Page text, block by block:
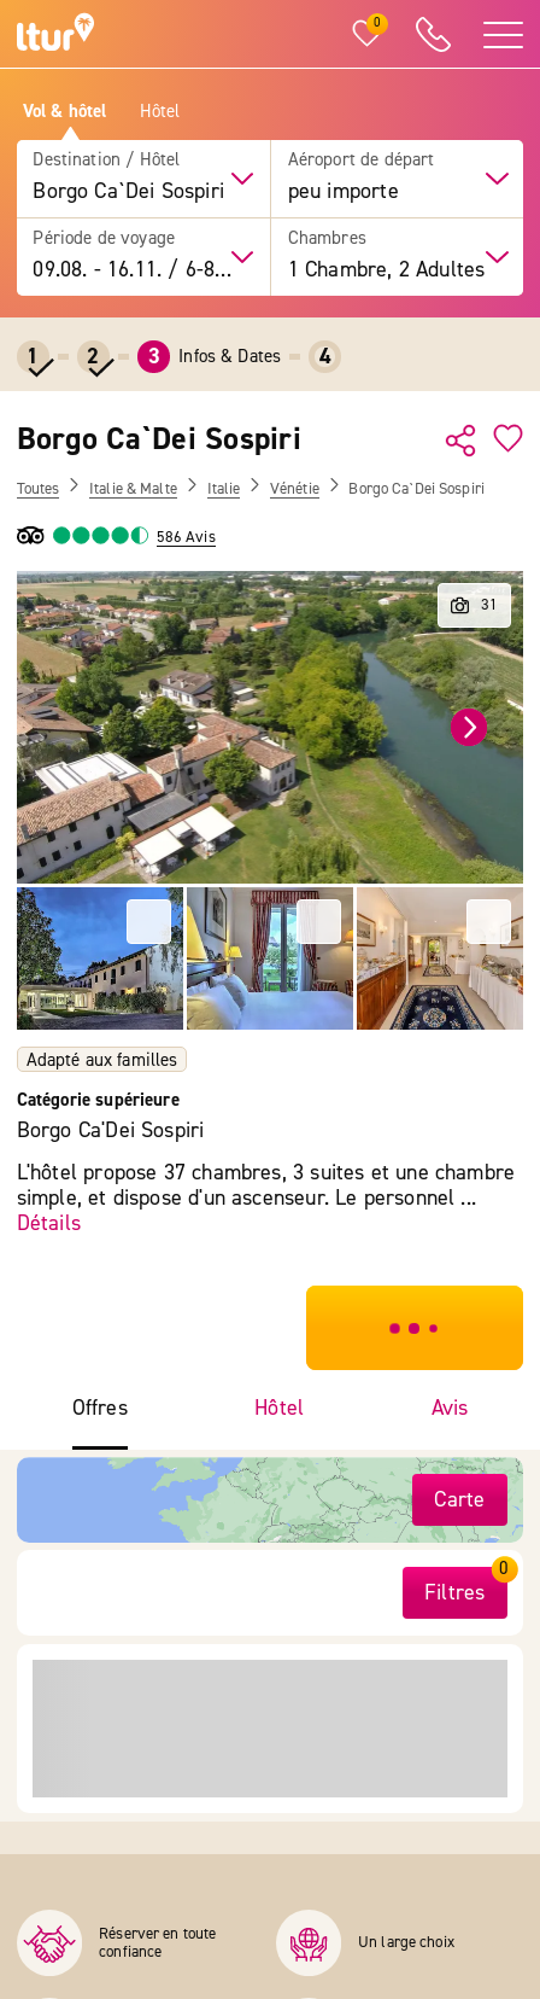
0
Vol & hôtel Hôtel
Destination / Hôtel
Borgo Ca`Dei Sospiri
Aéroport de départ
peu importe
Période de voyage
09.08. -16.11. / 6-8 jours
Chambres
1 Chambre, 2 Adultes
1 2 3 Infos & Dates 4
Borgo Ca`Dei Sospiri
Toutes Italie & Malte Italie Vénétie Borgo Ca`Dei Sospiri
586 Avis
Adapté aux familles
Catégorie supérieure
Borgo Ca'Dei Sospiri
L'hôtel propose 37 chambres, 3 suites et une chambre
simple, et dispose d'un ascenseur. Le personnel ...
Détails
***************
Offres Hôtel Avis
Carte
Filtres
0
Réserver en toute
confiance
Un large choix